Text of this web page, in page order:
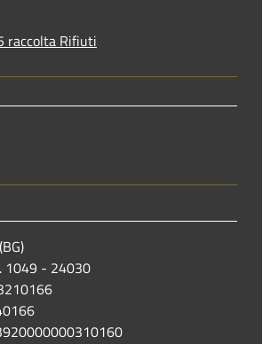
raccolta Rifiuti
1049 - 24030